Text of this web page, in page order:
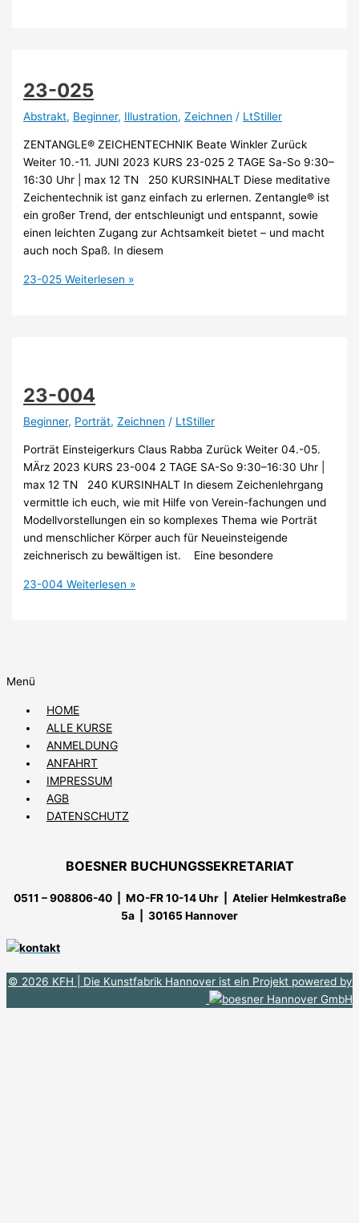
23-025
Abstrakt, Beginner, Illustration,Zeichnen / LtStiller
ZENTANGLE® ZEICHENTECHNIK Beate Winkler Zurück
Weiter 10.-11. JUNI 2023 KURS 23-025 2 TAGE Sa-So 9:30–
16:30 Uhr | max 12 TN 250 KURSINHALT Diese meditative
Zeichentechnik ist ganz einfach zu erlernen. Zentangle® ist
ein großer Trend, der entschleunigt und entspannt, sowie
einen leichten Zugang zur Achtsamkeit bietet – und macht
auch noch Spaß. In diesem
23-025 Weiterlesen »
23-004
Beginner, Porträt,Zeichnen / LtStiller
Porträt Einsteigerkurs Claus Rabba Zurück Weiter 04.-05.
MÄrz 2023 KURS 23-004 2 TAGE SA-So 9:30–16:30 Uhr |
max 12 TN 240 KURSINHALT In diesem Zeichenlehrgang
vermittle ich euch, wie mit Hilfe von Verein-fachungen und
Modellvorstellungen ein so komplexes Thema wie Porträt
und menschlicher Körper auch für Neueinsteigende
zeichnerisch zu bewältigen ist. Eine besondere
23-004 Weiterlesen »
Menü
HOME
ALLE KURSE
ANMELDUNG
ANFAHRT
IMPRESSUM
AGB
DATENSCHUTZ
BOESNER BUCHUNGSSEKRETARIAT
0511 – 908806-40 | MO-FR 10-14 Uhr
| Atelier Helmkestraße
5a | 30165 Hannover
© 2026 KFH | Die Kunstfabrik Hannover ist ein Projekt powered by